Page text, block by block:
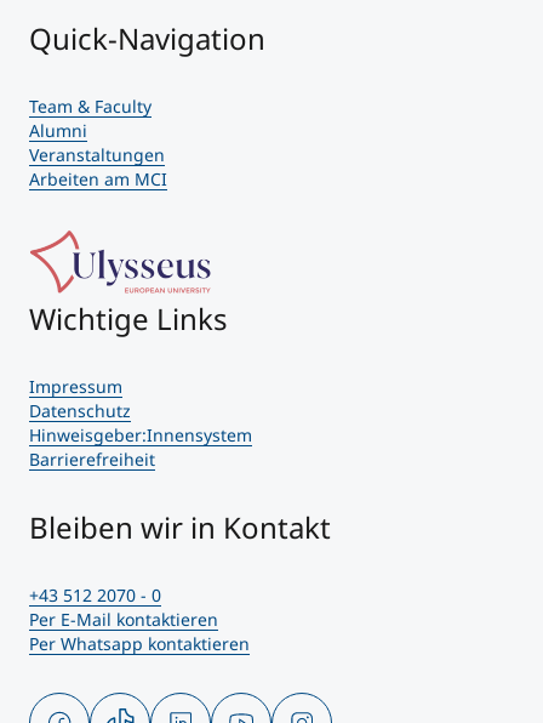
Quick-Navigation
Team & Faculty
Alumni
Veranstaltungen
Arbeiten am MCI
Wichtige Links
Impressum
Datenschutz
Hinweisgeber:Innensystem
Barrierefreiheit
Bleiben wir in Kontakt
+43 512 2070 - 0
Per E-Mail kontaktieren
Per Whatsapp kontaktieren